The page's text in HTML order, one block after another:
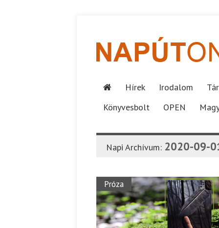
Hírek Irodalom
Könyvesbolt
OPEN
Napi Archívum: 2020-09-
Próza